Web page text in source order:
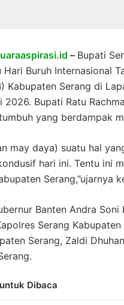
– Bupati
Hari Buruh Internasional
Kabupaten Serang di
2026. Bupati Ratu
yang berdampak
may daya) suatu hal
hari ini. Tentu ini
Serang,”ujarnya
Banten Andra
Serang
Serang, Zaldi
Dibaca